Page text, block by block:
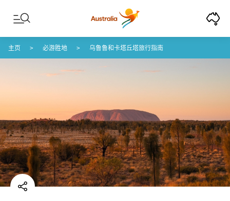
Skip to content
Skip to footer navigation
主页 必游胜地 乌鲁鲁和卡塔丘塔旅行指南